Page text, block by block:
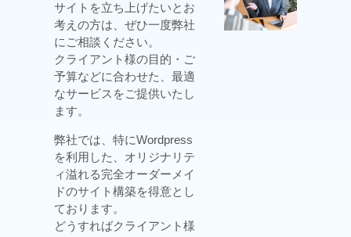
サイトを立ち上げたいとお
考えの方は、ぜひ一度弊社
にご相談ください。
クライアント様の目的・ご
予算などに合わせた、最適
なサービスをご提供いたし
ます。
弊社では、特にWordpress
を利用した、オリジナリテ
ィ溢れる完全オーダーメイ
ドのサイト構築を得意とし
ております。
どうすればクライアント様